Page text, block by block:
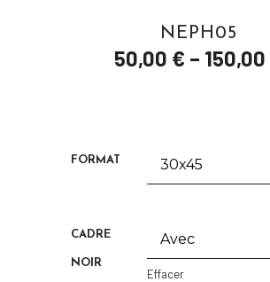
NEPH05
50,00 € – 150,00
FORMAT
CADRE
NOIR
Effacer